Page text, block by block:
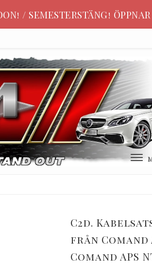
/ SEMESTERSTÄNG!
C2d.
från Comand
Comand APS